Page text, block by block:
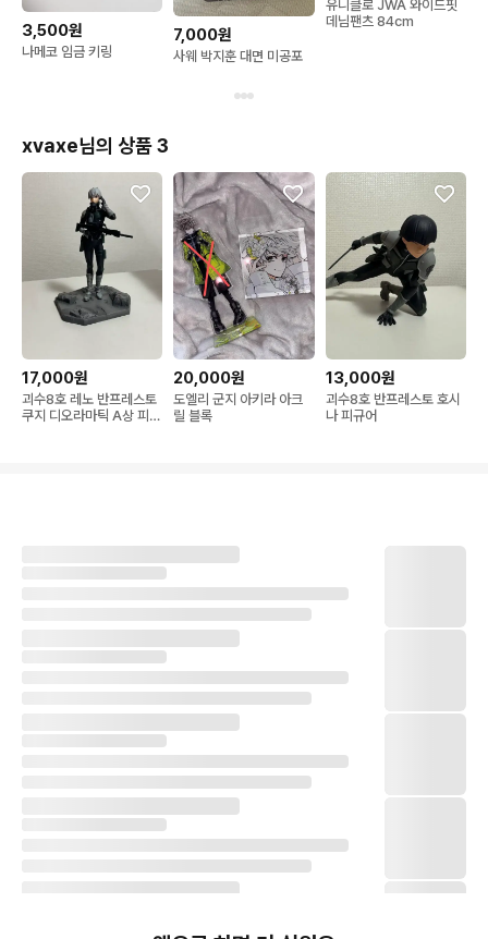
3,500원
나메코 임금 키링
7,000원
사웨 박지훈 대면 미공포
유니클로 JWA 와이드핏
데님팬츠 84cm
xvaxe님의 상품 3
17,000원
괴수8호 레노 반프레스토
쿠지 디오라마틱 A상 피규
20,000원
도엘리 군지 아키라 아크
릴 블록
13,000원
괴수8호 반프레스토 호시
나 피규어